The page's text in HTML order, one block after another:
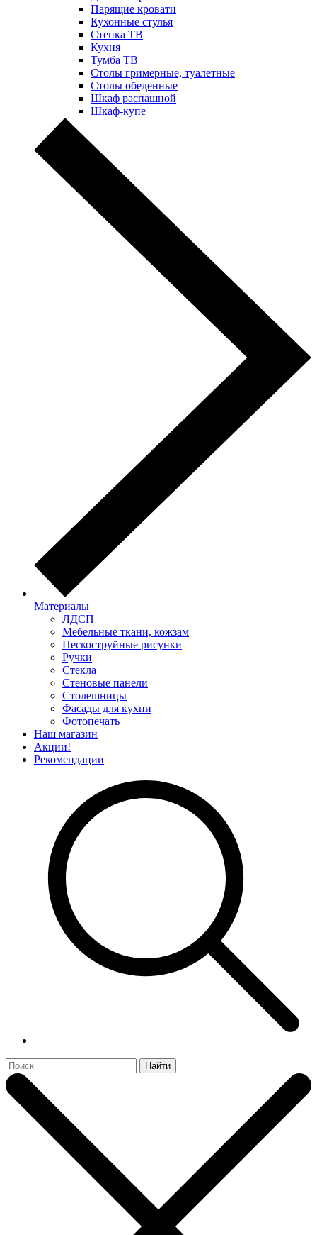
Парящие кровати
Кухонные стулья
Стенка ТВ
Кухня
Тумба ТВ
Столы гримерные, туалетные
Столы обеденные
Шкаф распашной
Шкаф-купе
Материалы
ЛДСП
Мебельные ткани, кожзам
Пескоструйные рисунки
Ручки
Стекла
Стеновые панели
Столешницы
Фасады для кухни
Фотопечать
Наш магазин
Акции!
Рекомендации
Найти